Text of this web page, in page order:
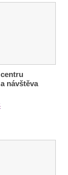
návštěva